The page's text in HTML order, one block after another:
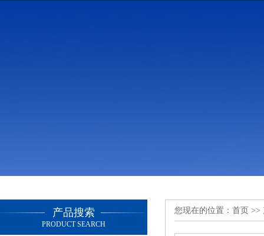
产品搜索
PRODUCT SEARCH
您现在的位置： 首页 >>